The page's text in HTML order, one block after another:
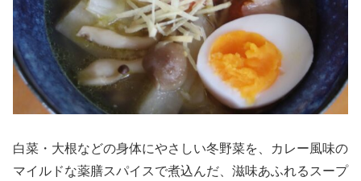
白菜・大根などの身体にやさしい冬野菜を、カレー風味の
マイルドな薬膳スパイスで煮込んだ、滋味あふれるスープ